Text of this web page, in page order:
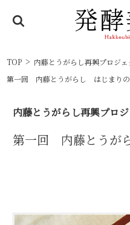
TOP
内藤とうがらし再興プロジェ
第一回 内藤とうがらし はじまりの
内藤とうがらし再興プロ
第一回 内藤とうが